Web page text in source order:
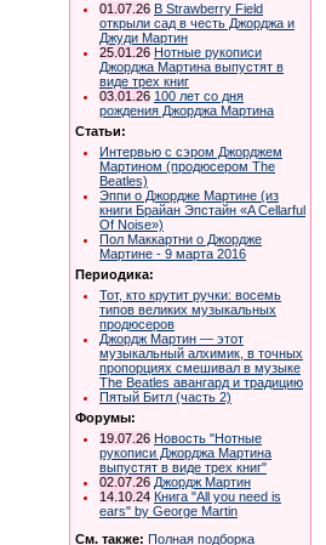
01.07.26 В Strawberry Field
открыли сад в честь Джорджа и
Джуди Мартин
25.01.26 Нотные рукописи
Джорджа Мартина выпустят в
виде трех книг
03.01.26 100 лет со дня
рождения Джорджа Мартина
Статьи:
Интервью c сэром Джорджем
Мартином (продюсером The
Beatles)
Эппи о Джордже Мартине (из
книги Брайан Эпстайн «A Cellarful
Of Noise»)
Пол Маккартни о Джордже
Мартине - 9 марта 2016
Периодика:
Тот, кто крутит ручки: восемь
типов великих музыкальных
продюсеров
Джордж Мартин — этот
музыкальный алхимик, в точных
пропорциях смешивал в музыке
The Beatles авангард и традицию
Пятый Битл (часть 2)
Форумы:
19.07.26 Новость "Нотные
рукописи Джорджа Мартина
выпустят в виде трех книг"
02.07.26 Джордж Мартин
14.10.24 Книга "All you need is
ears" by George Martin
См. также: Полная подборка